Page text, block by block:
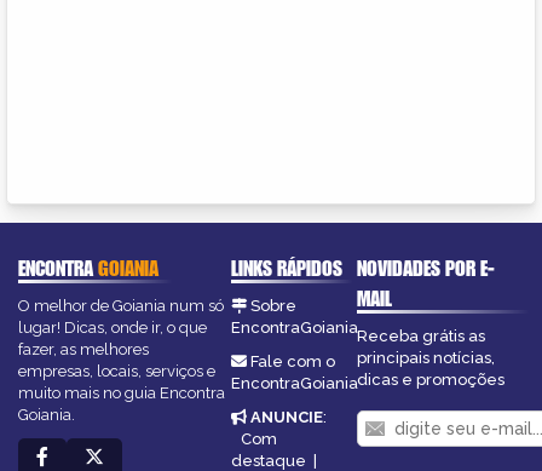
ENCONTRAGOIANIA
O melhor de Goiania num só
lugar! Dicas, onde ir, o que
fazer, as melhores
empresas, locais, serviços e
muito mais no guia Encontra
Goiania.
LINKS RÁPIDOS
Sobre
EncontraGoiania
Fale com o
EncontraGoiania
ANUNCIE:
Com
destaque |
NOVIDADES POR E-
MAIL
Receba grátis as
principais notícias,
dicas e promoções